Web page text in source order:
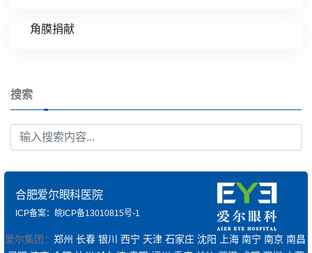
角膜捐献
搜索
合肥爱尔眼科医院
ICP备案：皖ICP备13010815号-1
爱尔集团： 郑州 长春 银川 西宁 天津 石家庄 沈阳 上海 南宁 南京 南昌